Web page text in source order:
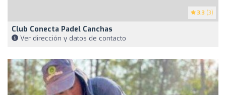
3.3 (3)
Club Conecta Padel Canchas
Ver dirección y datos de contacto